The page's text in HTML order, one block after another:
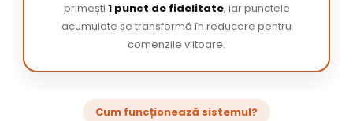
primești 1 punct de fidelitate, iar punctele
acumulate se transformă în reducere pentru
comenzile viitoare.
Cum funcționează sistemul?